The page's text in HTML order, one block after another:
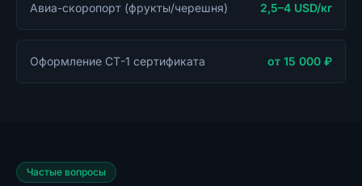
Авиа-скоропорт (фрукты/черешня) 2,5–4 USD/кг
Оформление СТ-1 сертификата от 15 000 ₽
Частые вопросы